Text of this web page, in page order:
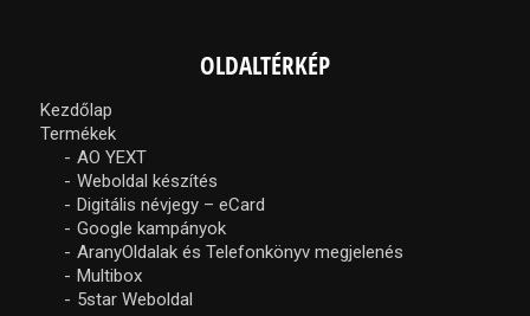
OLDALTÉRKÉP
Kezdőlap
Termékek
AO YEXT
Weboldal készítés
Digitális névjegy – eCard
Google kampányok
AranyOldalak és Telefonkönyv megjelenés
Multibox
5star Weboldal